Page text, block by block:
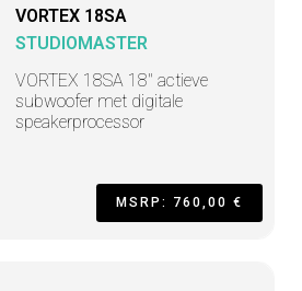
VORTEX 18SA
STUDIOMASTER
VORTEX 18SA 18" actieve
subwoofer met digitale
speakerprocessor
MSRP: 760,00 €